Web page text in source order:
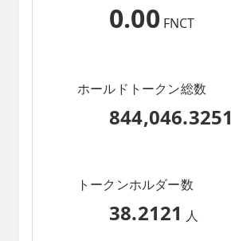
0.00 FNCT
ホールドトークン総数
844,046.3251
トークンホルダー数
38.2121 人